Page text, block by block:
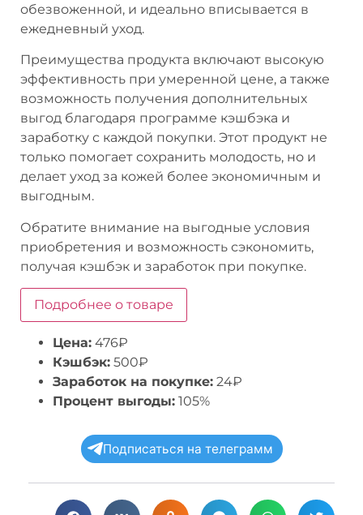
обезвоженной, и идеально вписывается в
ежедневный уход.
Преимущества продукта включают высокую
эффективность при умеренной цене, а также
возможность получения дополнительных
выгод благодаря программе кэшбэка и
заработку с каждой покупки. Этот продукт не
только помогает сохранить молодость, но и
делает уход за кожей более экономичным и
выгодным.
Обратите внимание на выгодные условия
приобретения и возможность сэкономить,
получая кэшбэк и заработок при покупке.
Подробнее о товаре
Цена: 476₽
Кэшбэк: 500₽
Заработок на покупке: 24₽
Процент выгоды: 105%
Подписаться на телеграмм